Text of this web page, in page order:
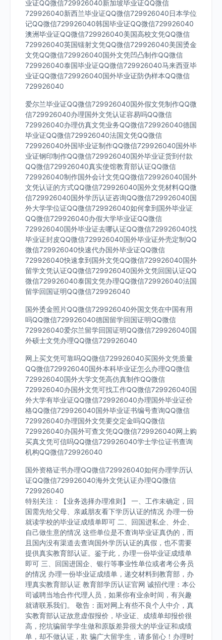
业证QQ微信729926040新加坡毕业证QQ微信
729926040新西兰毕业证QQ微信729926040日本学位
记QQ微信729926040韩国毕业证QQ微信729926040
澳洲毕业证QQ微信729926040美国高校文凭QQ微信
729926040英国镭射文凭QQ微信729926040美国烫金
文凭QQ微信729926040国外文凭凹凸制作QQ微信
729926040泰国毕业证QQ微信729926040马来西亚毕
业证QQ微信729926040国外毕业证防伪样本QQ微信
729926040
爱尔兰毕业证QQ微信729926040国外假文凭制作QQ微
信729926040办理国外文凭认证容易吗QQ微信
729926040办理仿真文凭业务QQ微信729926040德国
毕业证QQ微信729926040法国文凭QQ微信
729926040外国毕业证制作QQ微信729926040国外毕
业证钢印制作QQ微信729926040国外毕业证货到付款
QQ微信729926040真实使馆教育部认证QQ微信
729926040制作国外会计文凭QQ微信729926040国外
文凭认证的方式QQ微信729926040国外文凭材料QQ微
信729926040国外学历认证咨询QQ微信729926040国
外大学学位证QQ微信729926040如何拿到国外毕业证
QQ微信729926040办假大学毕业证QQ微信
729926040国外毕业证去哪认证QQ微信729926040找
毕业证封皮QQ微信729926040国外毕业证外壳定制QQ
微信729926040快速代办国外毕业证QQ微信
729926040快速拿到国外文凭QQ微信729926040国外
留学文凭认证QQ微信729926040国外文凭回国认证QQ
微信729926040泰国文凭办理QQ微信729926040法国
留学回国证明QQ微信729926040
国外烫金照片QQ微信729926040外国文凭在中国有用
吗QQ微信729926040德国留学回国证明QQ微信
729926040爱尔兰留学回国证明QQ微信729926040国
外硕士文凭办理QQ微信729926040
网上买文凭可靠吗QQ微信729926040买国外文凭质量
QQ微信729926040国外本科毕业证怎么办理QQ微信
729926040国外大学文凭高仿真制作QQ微信
729926040办国外文凭可找工作QQ微信729926040国
外大学有毕业证QQ微信729926040办理国外毕业证价
格QQ微信729926040国外毕业证书编号查询QQ微信
729926040办理国外文凭要交定金吗QQ微信
729926040办国外可查文凭QQ微信729926040网上购
买真文凭可信吗QQ微信729926040学士学位证书查询
机构QQ微信729926040
国外资格证书办理QQ微信729926040如何办理学历认
证QQ微信729926040海外文凭认证办理QQ微信
729926040
特别关注：【业务选择办理准则】 一、工作未确定，回
国需先给父母、亲戚朋友看下学历认证的情况 办理一份
就读学校的毕业证成绩单即可 二、回国进私企、外企、
自己做生意的情况 这些单位是不查询毕业证真伪的，而
且国内没有渠道去查询国外学历认证的真假，也不需要
提供真实教育部认证。鉴于此，办理一份毕业证成绩单
即可 三、回国进国企、银行等事业性单位或者考公务员
的情况 办理一份毕业证成绩单，递交材料到教育部，办
理真实教育部认证 教育部学历认证官网 诚招代理：本公
司诚聘当地合作代理人员，如果你有业余时间，有兴趣
就请联系我们。 敬告：面对网上有些不良个人中介，真
实教育部认证故意虚假报价，毕业证、成绩单却报价很
高，挖坑骗留学学生做和原版差异很大的毕业证和成绩
单，却不做认证，欺 骗广大留学生，请多留心！办理时